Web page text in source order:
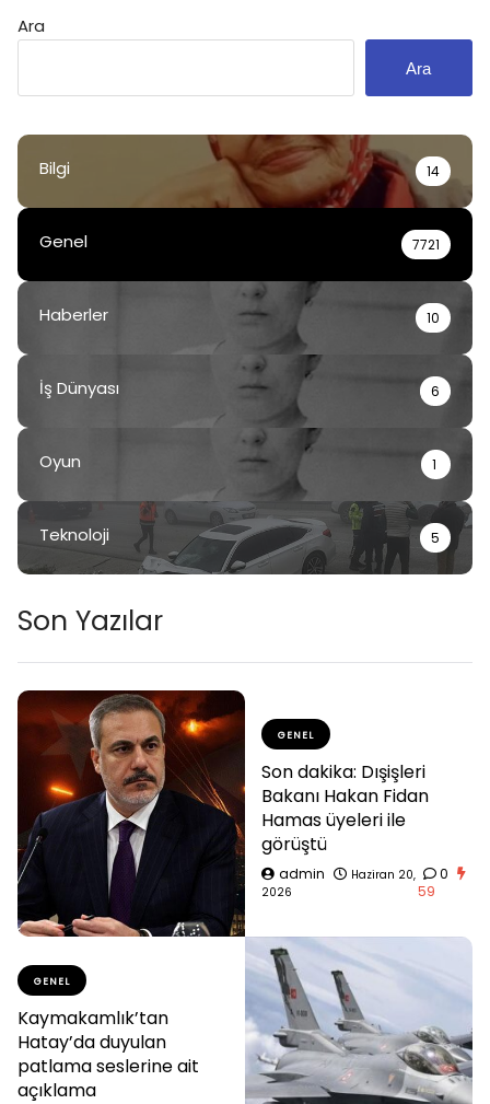
Ara
Ara
Bilgi 14
Genel 7721
Haberler 10
İş Dünyası 6
Oyun 1
Teknoloji 5
Son Yazılar
GENEL
Son dakika: Dışişleri
Bakanı Hakan Fidan
Hamas üyeleri ile
görüştü
admin
Haziran 20,
2026
0
59
GENEL
Kaymakamlık’tan
Hatay’da duyulan
patlama seslerine ait
açıklama